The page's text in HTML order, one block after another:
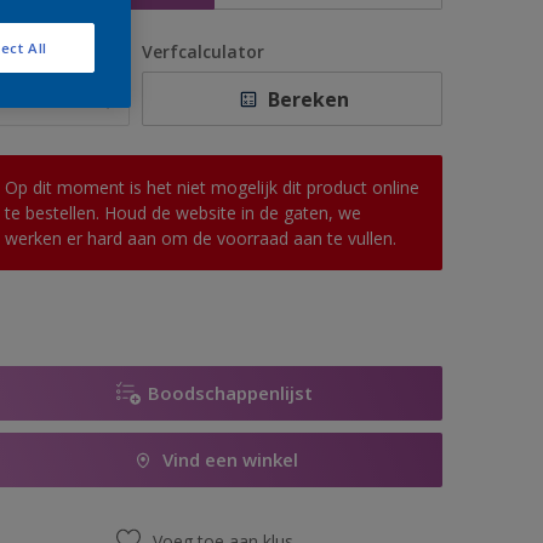
Verfcalculator
Bereken
Op dit moment is het niet mogelijk dit product online
te bestellen. Houd de website in de gaten, we
werken er hard aan om de voorraad aan te vullen.
Boodschappenlijst
Vind een winkel
All